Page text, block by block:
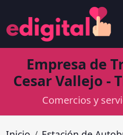
Empresa de
Cesar Vallejo -
Comercios y